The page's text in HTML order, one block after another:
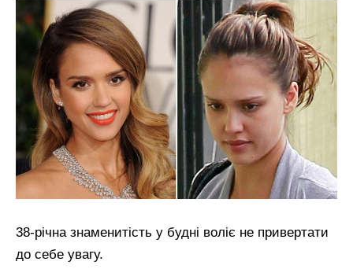
38-річна знаменитість у будні воліє не привертати
до себе увагу.